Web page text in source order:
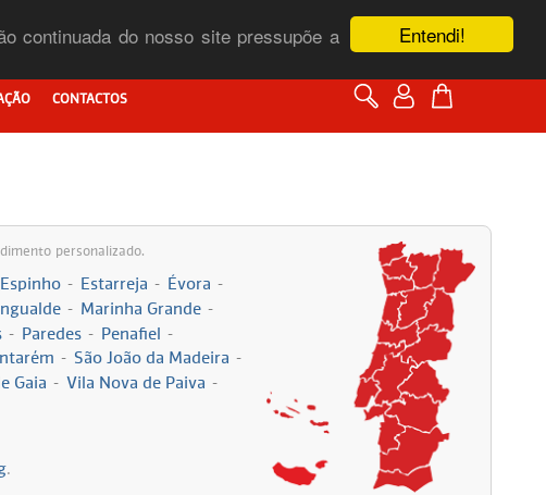
Entendi!
continuada do nosso site pressupõe a
CONTACTOS
personalizado.
Espinho - Estarreja - Évora -
- Marinha Grande -
- Paredes - Penafiel
-
- São João da Madeira -
Gaia - Vila Nova de Paiva -
.